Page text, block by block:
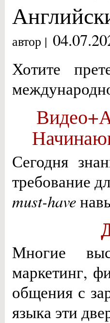
автор |
Хотите
Сегодня
требование
must-have
Многие
маркетинг,
общения с
языка эти